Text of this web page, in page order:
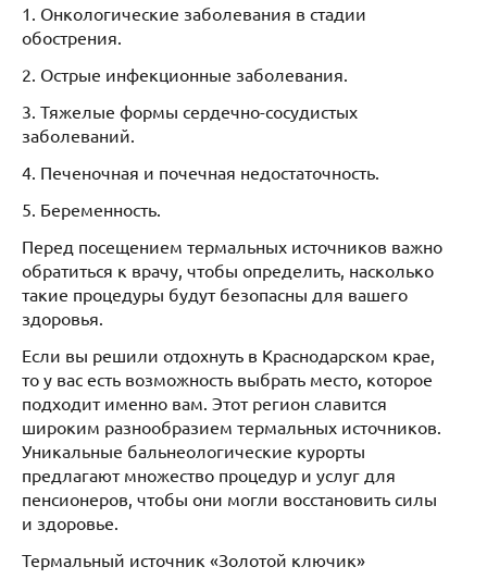
1. Онкологические заболевания в стадии
обострения.
2. Острые инфекционные заболевания.
3. Тяжелые формы сердечно-сосудистых
заболеваний.
4. Печеночная и почечная недостаточность.
5. Беременность.
Перед посещением термальных источников важно
обратиться к врачу, чтобы определить, насколько
такие процедуры будут безопасны для вашего
здоровья.
Если вы решили отдохнуть в Краснодарском крае,
то у вас есть возможность выбрать место, которое
подходит именно вам. Этот регион славится
широким разнообразием термальных источников.
Уникальные бальнеологические курорты
предлагают множество процедур и услуг для
пенсионеров, чтобы они могли восстановить силы
и здоровье.
Термальный источник «Золотой ключик»